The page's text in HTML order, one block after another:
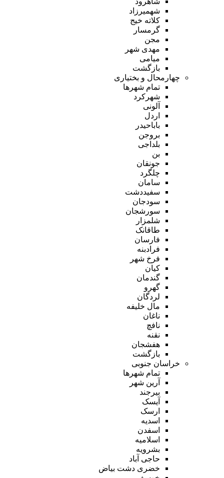
شهمیرزاد
کلاته خیج
گرمسار
مجن
مهدی شهر
میامی
بازگشت
چهارمحال و بختیاری
تمام شهر‌ها
شهرکرد
آلونی
اردل
باباحیدر
بروجن
بلداجی
بن
جونقان
چلگرد
سامان
سفیددشت
سودجان
سورشجان
شلمزار
طاقانک
فارسان
فرادبنه
فرخ شهر
کیان
گندمان
گهرو
لردگان
مال خلیفه
ناغان
نافچ
نقنه
هفشجان
بازگشت
خراسان جنوبی
تمام شهر‌ها
آرین شهر
بیرجند
آیسک
ارسک
اسدیه
اسفدن
اسلامیه
بشرویه
حاجی آباد
خضری دشت بیاض